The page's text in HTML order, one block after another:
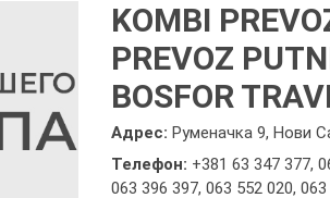
KOMBI
PREVOZ
BOSFOR
Адрес:Руменачка 9, Нови
Телефон: +381 63 347 377,
063 396 397,063 552 020,